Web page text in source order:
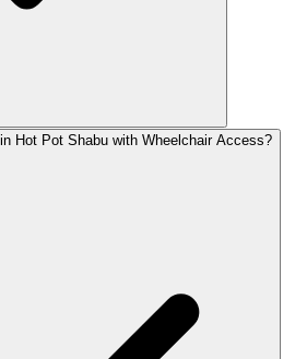
Hot Pot Shabu with Wheelchair Access?